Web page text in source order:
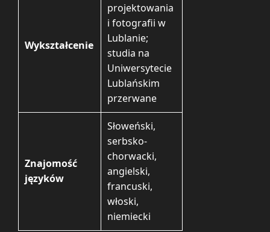
Wykształcenie
projektowania
i fotografii w
Lublanie;
studia na
Uniwersytecie
Lublańskim
przerwane
Znajomość
języków
Słoweński,
serbsko-
chorwacki,
angielski,
francuski,
włoski,
niemiecki